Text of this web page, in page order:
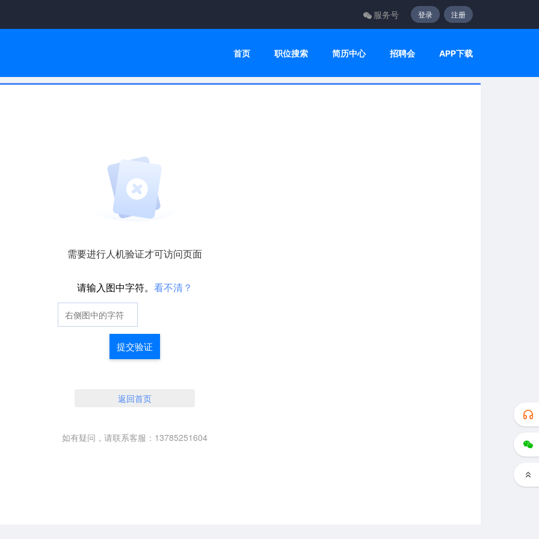
服务号 登录 注册
首页 职位搜索 简历中心 招聘会 APP下载
需要进行人机验证才可访问页面
请输入图中字符。 看不清？
提交验证
返回首页
如有疑问，请联系客服：13785251604